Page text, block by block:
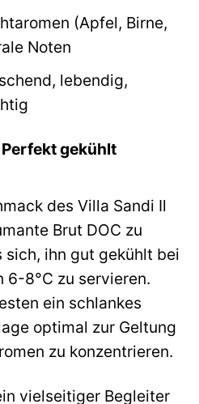
(Apfel, Birne,
Noten
lebendig,
gekühlt
des Villa Sandi Il
Brut DOC zu
ihn gut gekühlt bei
6-8°C zu servieren.
ein schlankes
optimal zur Geltung
zu konzentrieren.
vielseitiger Begleiter